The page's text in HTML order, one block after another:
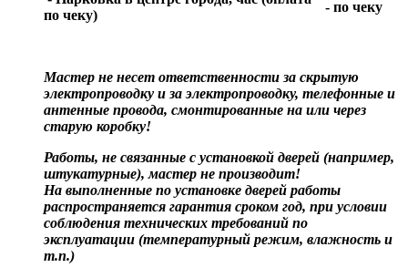
по чеку)
- по чеку
Мастер не несет ответственности за скрытую
электропроводку и за электропроводку, телефонные и
антенные провода, смонтированные на или через
старую коробку!
Работы, не связанные с установкой дверей (например,
штукатурные), мастер не производит!
На выполненные по установке дверей работы
распространяется гарантия сроком год, при условии
соблюдения технических требований по
эксплуатации (температурный режим, влажность и
т.п.)